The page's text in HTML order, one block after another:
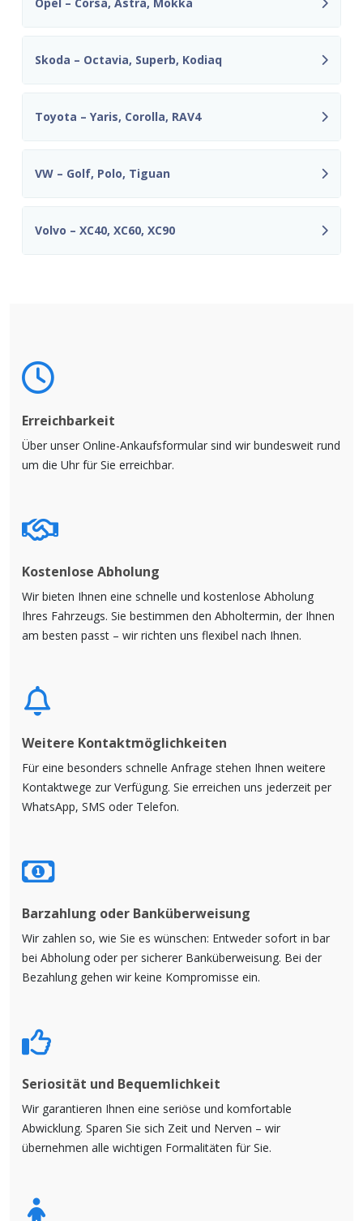
Skoda – Octavia, Superb, Kodiaq
Toyota – Yaris, Corolla, RAV4
VW – Golf, Polo, Tiguan
Volvo – XC40, XC60, XC90
Erreichbarkeit
Über unser Online-Ankaufsformular sind wir bundesweit rund
um die Uhr für Sie erreichbar.
Kostenlose Abholung
Wir bieten Ihnen eine schnelle und kostenlose Abholung
Ihres Fahrzeugs. Sie bestimmen den Abholtermin, der Ihnen
am besten passt – wir richten uns flexibel nach Ihnen.
Weitere Kontaktmöglichkeiten
Für eine besonders schnelle Anfrage stehen Ihnen weitere
Kontaktwege zur Verfügung. Sie erreichen uns jederzeit per
WhatsApp, SMS oder Telefon.
Barzahlung oder Banküberweisung
Wir zahlen so, wie Sie es wünschen: Entweder sofort in bar
bei Abholung oder per sicherer Banküberweisung. Bei der
Bezahlung gehen wir keine Kompromisse ein.
Seriosität und Bequemlichkeit
Wir garantieren Ihnen eine seriöse und komfortable
Abwicklung. Sparen Sie sich Zeit und Nerven – wir
übernehmen alle wichtigen Formalitäten für Sie.